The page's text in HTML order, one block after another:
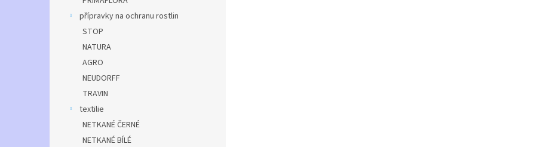
přípravky na ochranu rostlin
STOP
NATURA
AGRO
NEUDORFF
TRAVIN
textilie
NETKANÉ ČERNÉ
NETKANÉ BÍLÉ